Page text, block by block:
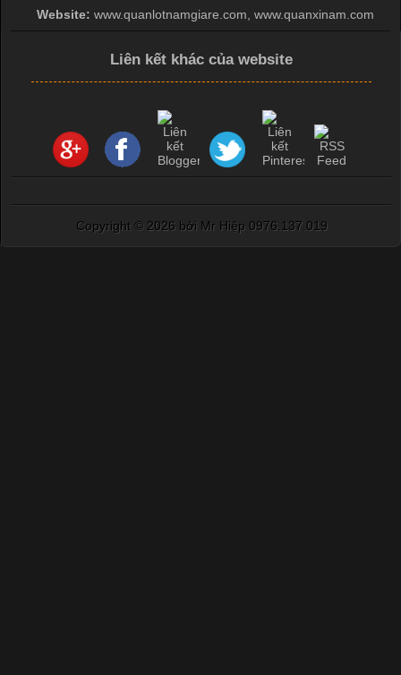
Website: www.quanlotnamgiare.com, www.quanxinam.com
Liên kết khác của website
Copyright © 2026 bởi Mr Hiệp 0976.137.019